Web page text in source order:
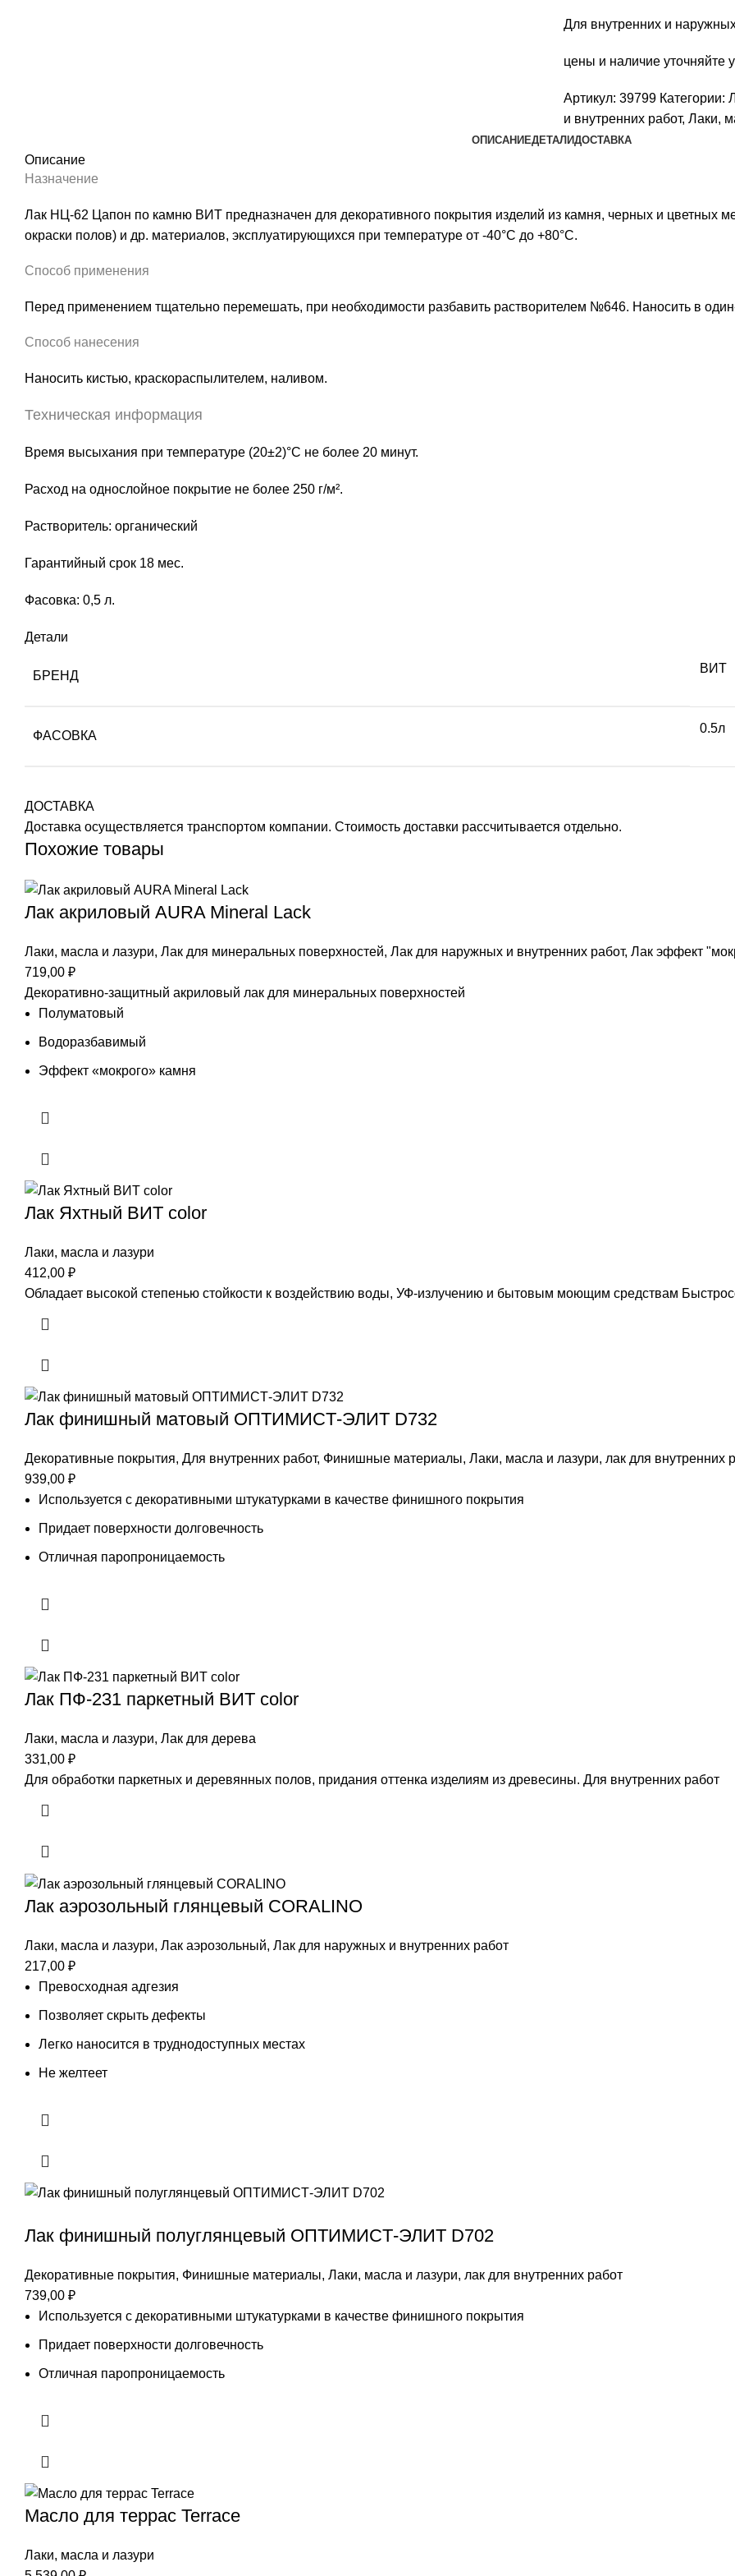
Для внутренних и
цены и наличие уточняйте
Артикул: 39799 Категории:
и внутренних работ, Лаки,
ОПИСАНИЕДЕТАЛИДОСТАВКА
Описание
Назначение
Лак НЦ-62 Цапон по камню ВИТ предназначен для декоративного покрытия изделий из камня, черных и цветных
окраски полов) и др. материалов, эксплуатирующихся при температуре от -40°С до +80°С.
Способ применения
Перед применением тщательно перемешать, при необходимости разбавить растворителем №646. Наносить в
Способ нанесения
Наносить кистью, краскораспылителем, наливом.
Техническая информация
Время высыхания при температуре (20±2)°С не более 20 минут.
Расход на однослойное покрытие не более 250 г/м².
Растворитель: органический
Гарантийный срок 18 мес.
Фасовка: 0,5 л.
Детали
БРЕНД
ВИТ
ФАСОВКА
0.5л
ДОСТАВКА
Доставка осуществляется транспортом компании. Стоимость доставки рассчитывается отдельно.
Похожие товары
Лак акриловый AURA Mineral Lack
Лаки, масла и лазури, Лак для минеральных поверхностей, Лак для наружных и внутренних работ, Лак эффект
719,00 ₽
Декоративно-защитный акриловый лак для минеральных поверхностей
Полуматовый
Водоразбавимый
Эффект «мокрого» камня
Лак Яхтный ВИТ color
Лаки, масла и лазури
412,00 ₽
Обладает высокой степенью стойкости к воздействию воды, УФ-излучению и бытовым моющим средствам
Лак финишный матовый ОПТИМИCТ-ЭЛИТ D732
Декоративные покрытия, Для внутренних работ, Финишные материалы, Лаки, масла и лазури, лак для внутренних
939,00 ₽
Используется с декоративными штукатурками в качестве финишного покрытия
Придает поверхности долговечность
Отличная паропроницаемость
Лак ПФ-231 паркетный ВИТ color
Лаки, масла и лазури, Лак для дерева
331,00 ₽
Для обработки паркетных и деревянных полов, придания оттенка изделиям из древесины. Для внутренних работ
Лак аэрозольный глянцевый CORALINO
Лаки, масла и лазури, Лак аэрозольный, Лак для наружных и внутренних работ
217,00 ₽
Превосходная адгезия
Позволяет скрыть дефекты
Легко наносится в труднодоступных местах
Не желтеет
Лак финишный полуглянцевый ОПТИМИCТ-ЭЛИТ D702
Декоративные покрытия, Финишные материалы, Лаки, масла и лазури, лак для внутренних работ
739,00 ₽
Используется с декоративными штукатурками в качестве финишного покрытия
Придает поверхности долговечность
Отличная паропроницаемость
Масло для террас Terrace
Лаки, масла и лазури